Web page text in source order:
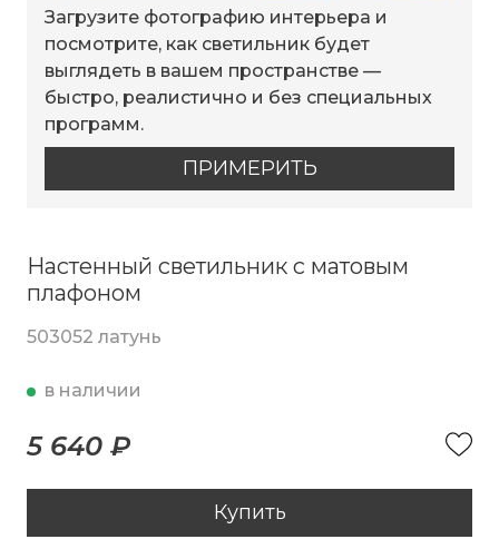
Загрузите фотографию интерьера и
посмотрите, как светильник будет
выглядеть в вашем пространстве —
быстро, реалистично и без специальных
программ.
ПРИМЕРИТЬ
Настенный светильник с матовым
плафоном
503052 латунь
в наличии
5 640 ₽
Купить